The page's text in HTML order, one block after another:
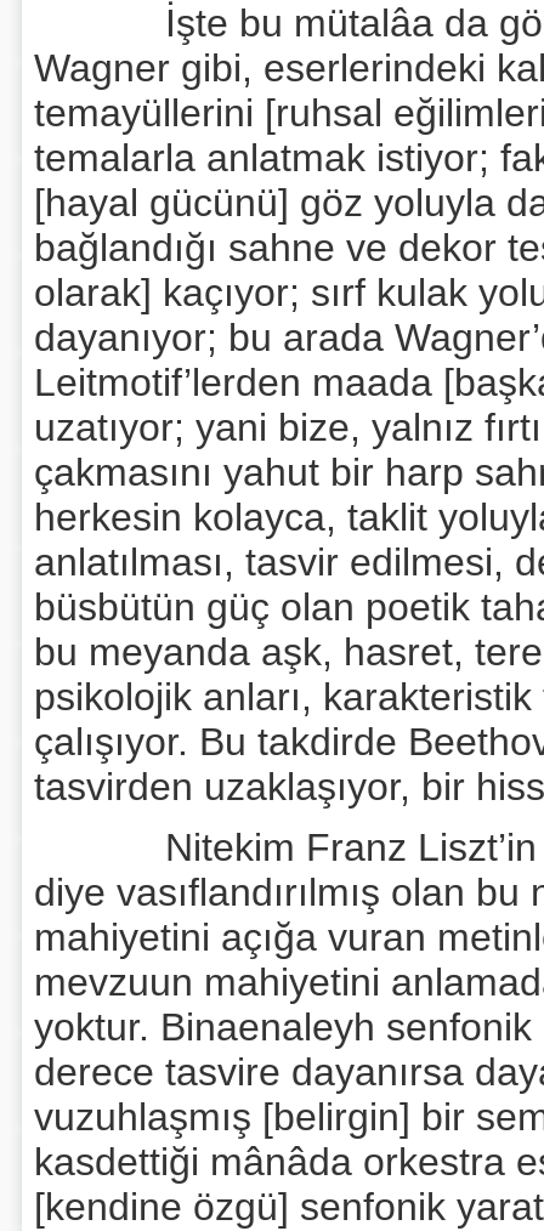
İşte bu mütalâa da
Wagner gibi, eserlerindeki
temayüllerini [ruhsal
temalarla anlatmak istiyor;
[hayal gücünü] göz yoluyla
bağlandığı sahne ve dekor
olarak] kaçıyor; sırf kulak
dayanıyor; bu arada
Leitmotif’lerden maada
uzatıyor; yani bize, yalnız
çakmasını yahut bir harp
herkesin kolayca, taklit
anlatılması, tasvir edilmesi,
büsbütün güç olan poetik
bu meyanda aşk, hasret,
psikolojik anları,
çalışıyor. Bu takdirde
tasvirden uzaklaşıyor, bir
Nitekim Franz Liszt’in
diye vasıflandırılmış olan
mahiyetini açığa vuran
mevzuun mahiyetini
yoktur. Binaenaleyh
derece tasvire dayanırsa
vuzuhlaşmış [belirgin] bir
kasdettiği mânâda orkestra
[kendine özgü] senfonik